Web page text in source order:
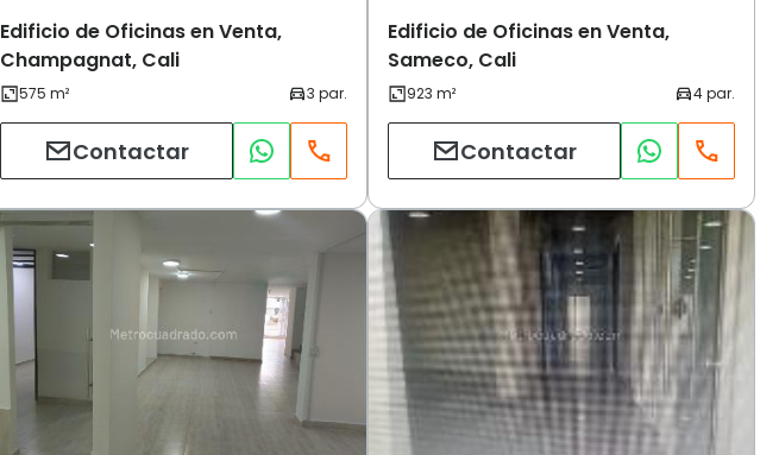
Edificio de Oficinas en Venta,
Champagnat, Cali
Contactar
Edificio de Oficinas en Venta,
Sameco, Cali
Contactar